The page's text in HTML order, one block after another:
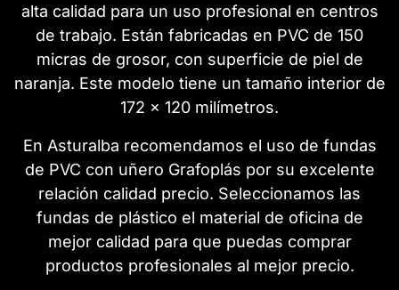
alta calidad para un uso profesional en centros
de trabajo. Están fabricadas en PVC de 150
micras de grosor, con superficie de piel de
naranja. Este modelo tiene un tamaño interior de
172 x 120 milímetros.
En Asturalba recomendamos el uso de fundas
de PVC con uñero Grafoplás por su excelente
relación calidad precio. Seleccionamos las
fundas de plástico el material de oficina de
mejor calidad para que puedas comprar
productos profesionales al mejor precio.